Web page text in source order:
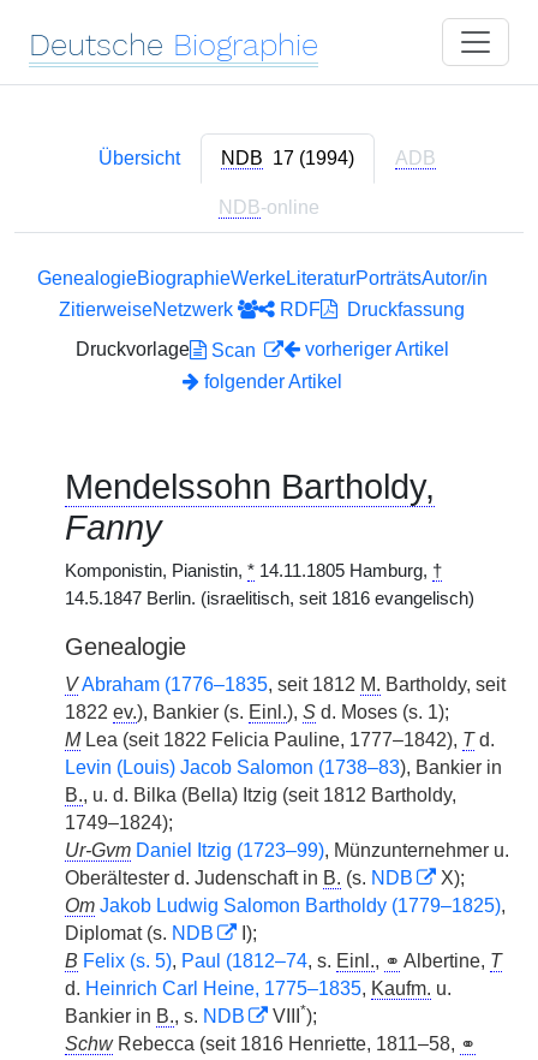
Deutsche Biographie
Übersicht NDB 17 (1994) ADB
NDB-online
GenealogieBiographieWerkeLiteraturPorträtsAutor/in
ZitierweiseNetzwerk RDF
Druckfassung
Druckvorlage
Scan
vorheriger Artikel
folgender Artikel
Mendelssohn Bartholdy,
Fanny
Komponistin, Pianistin, * 14.11.1805 Hamburg, †
14.5.1847 Berlin. (israelitisch, seit 1816 evangelisch)
Genealogie
VAbraham (1776–1835, seit 1812 M. Bartholdy, seit
1822 ev.), Bankier (s. Einl.), S d. Moses (s. 1);
MLea (seit 1822 Felicia Pauline, 1777–1842), Td.
Levin (Louis) Jacob Salomon (1738–83), Bankier in
B., u. d. Bilka (Bella) Itzig (seit 1812 Bartholdy,
1749–1824);
Ur-Gvm Daniel Itzig (1723–99), Münzunternehmer u.
Oberältester d. Judenschaft in B. (s. NDB
X);
Om Jakob Ludwig Salomon Bartholdy (1779–1825),
Diplomat (s. NDB
I);
B Felix (s. 5), Paul (1812–74, s. Einl., ⚭ Albertine, T
d. Heinrich Carl Heine, 1775–1835, Kaufm. u.
Bankier in B., s. NDB VIII *);
SchwRebecca (seit 1816 Henriette, 1811–58, ⚭